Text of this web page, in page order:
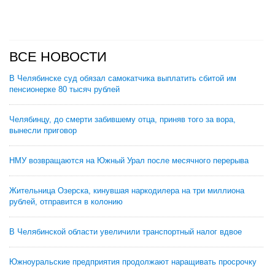
ВСЕ НОВОСТИ
В Челябинске суд обязал самокатчика выплатить сбитой им
пенсионерке 80 тысяч рублей
Челябинцу, до смерти забившему отца, приняв того за вора,
вынесли приговор
НМУ возвращаются на Южный Урал после месячного перерыва
Жительница Озерска, кинувшая наркодилера на три миллиона
рублей, отправится в колонию
В Челябинской области увеличили транспортный налог вдвое
Южноуральские предприятия продолжают наращивать просрочку